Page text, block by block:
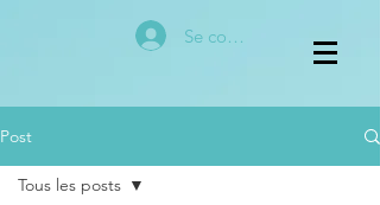
Se connecter
Post
Tous les posts